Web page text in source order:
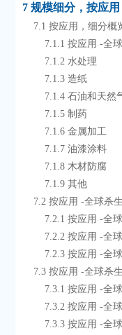
7 规模细分，按应用
7.1 按应用，细分概
7.1.1 按应
        7.1.2 水处理
        7.1.3 造纸
7.1.4 石油和天然
        7.1.5 制药
        7.1.6 金属加工
        7.1.7 油漆涂料
        7.1.8 木材防腐
        7.1.9 其他
7.2 按应用 -全球
7.2.1 按应
7.2.2 按应
7.2.3 按应
7.3 按应用 -全球
7.3.1 按应
7.3.2 按应
7.3.3 按应